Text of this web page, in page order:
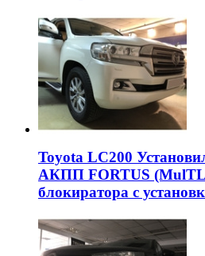
Toyota LC200
АКПП FORTUS
блокиратора с